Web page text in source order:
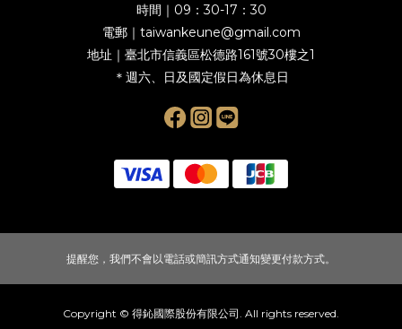
時間｜09：30-17：30
電郵｜taiwankeune@gmail.com
地址｜臺北市信義區松德路161號30樓之1
＊週六、日及國定假日為休息日
提醒您，我們不會以電話或簡訊方式通知變更付款方式。
Copyright © 得鈊國際股份有限公司. All rights reserved.